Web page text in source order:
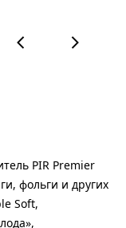
PIR Premier
фольги и других
Soft,